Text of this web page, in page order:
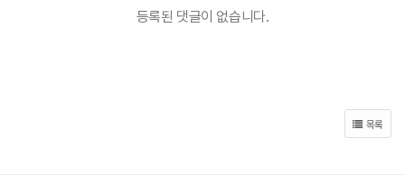
등록된 댓글이 없습니다.
목록